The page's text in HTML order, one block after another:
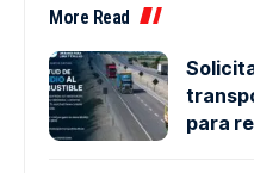
More Read
para